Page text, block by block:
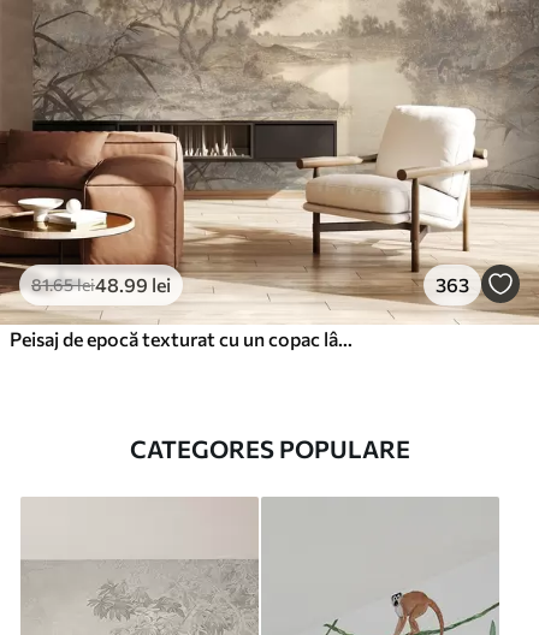
81.65lei48 .99 lei 363
CATEGORES POPULARE